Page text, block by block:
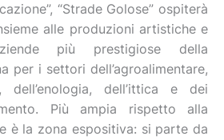
“Strade Golose” ospiterà
alle produzioni artistiche e
più prestigiose della
per i settori dell’agroalimentare,
dell’enologia, dell’ittica e dei
Più ampia rispetto alla
è la zona espositiva: si parte da